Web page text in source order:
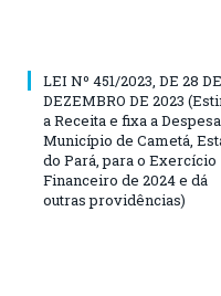
LEI Nº 451/2023, DE 28 DE
DEZEMBRO DE 2023
a Receita e fixa a
Município de Cametá,
do Pará, para o Exercício
Financeiro de 2024 e dá
outras providências)